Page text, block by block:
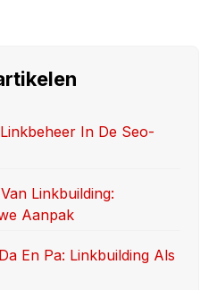
In De Seo-
Linkbuilding:
Aanpak
En Pa: Linkbuilding Als